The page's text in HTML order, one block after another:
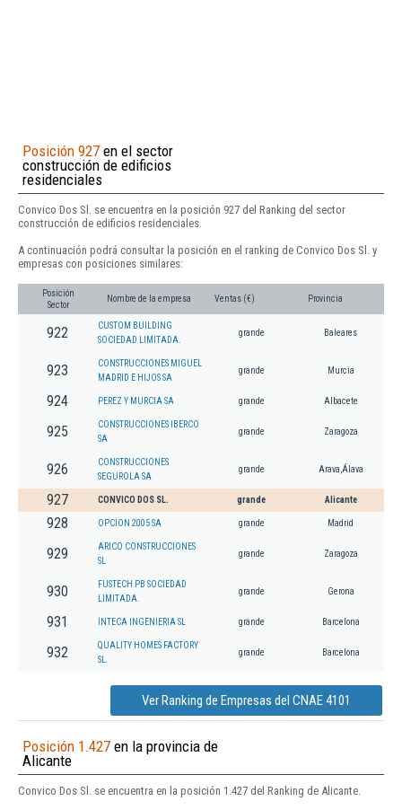
Posición 927 en el sector
construcción de edificios
residenciales
Convico Dos Sl. se encuentra en la posición 927 del Ranking del sector
construcción de edificios residenciales.
A continuación podrá consultar la posición en el ranking de Convico Dos Sl. y
empresas con posiciones similares:
Posición
Sector
Nombre de la empresa Ventas (€) Provincia
922
CUSTOM BUILDING
SOCIEDAD LIMITADA.
grande Baleares
923
CONSTRUCCIONES MIGUEL
MADRID E HIJOS SA
grande Murcia
924 PEREZ Y MURCIA SA grande Albacete
925
CONSTRUCCIONES IBERCO
SA
grande Zaragoza
926
CONSTRUCCIONES
SEGUROLA SA
grande Arava,Álava
927 CONVICO DOS SL. grande Alicante
928 OPCION 2005 SA grande Madrid
929
ARICO CONSTRUCCIONES
SL
grande Zaragoza
930
FUSTECH PB SOCIEDAD
LIMITADA.
grande Gerona
931 INTECA INGENIERIA SL grande Barcelona
932
QUALITY HOMES FACTORY
SL.
grande Barcelona
Ver Ranking de Empresas del CNAE 4101
Posición 1.427 en la provincia de
Alicante
Convico Dos Sl. se encuentra en la posición 1.427 del Ranking de Alicante.